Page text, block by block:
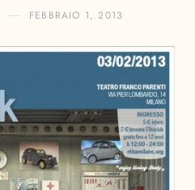
FEBBRAIO 1, 2013